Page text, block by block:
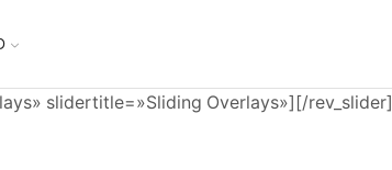
slidertitle=»Sliding Overlays»][/rev_slider]